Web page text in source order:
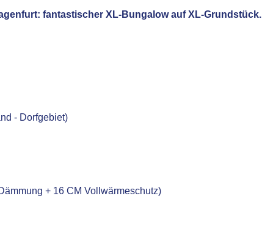
fantastischer XL-Bungalow auf XL-Grundstück.
- Dorfgebiet)
+ 16 CM Vollwärmeschutz)